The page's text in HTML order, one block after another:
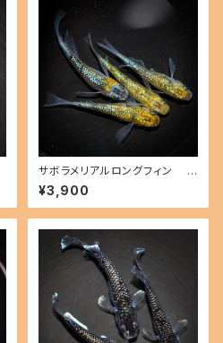
サボラメリアルロングフィン
（2026年産まれ） オス1 メス3
(現物出品) ikahoff B-0802-
51514-a
¥3,900